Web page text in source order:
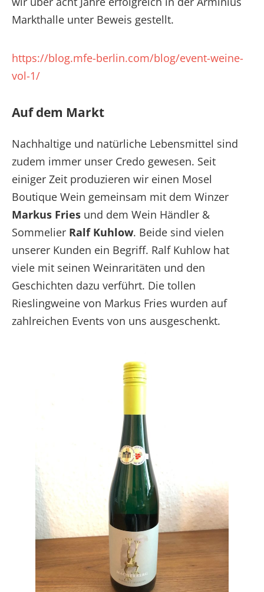
Markthalle unter Beweis gestellt.
https://blog.mfe-berlin.com/blog/event-weine-
vol-1/
Auf dem Markt
Nachhaltige und natürliche Lebensmittel sind
zudem immer unser Credo gewesen. Seit
einiger Zeit produzieren wir einen Mosel
Boutique Wein gemeinsam mit dem Winzer
Markus Fries und dem Wein Händler &
Sommelier Ralf Kuhlow. Beide sind vielen
unserer Kunden ein Begriff. Ralf Kuhlow hat
viele mit seinen Weinraritäten und den
Geschichten dazu verführt. Die tollen
Rieslingweine von Markus Fries wurden auf
zahlreichen Events von uns ausgeschenkt.